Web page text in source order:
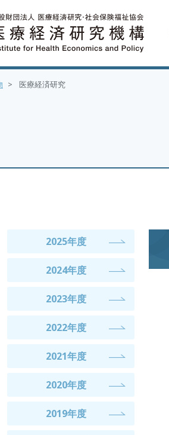
> 医療経済研究
2025年度
2024年度
2023年度
2022年度
2021年度
2020年度
2019年度